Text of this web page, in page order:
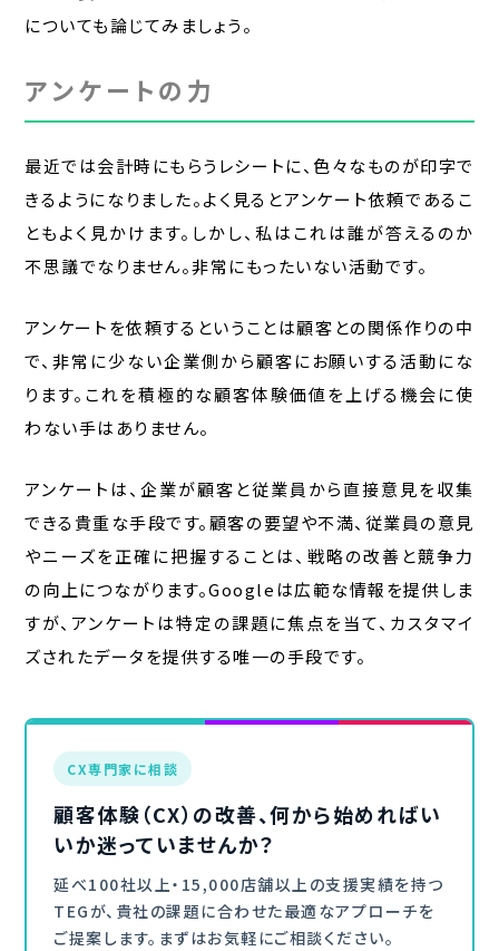
についても論じてみましょう。
アンケートの力
最近では会計時にもらうレシートに、色々なものが印字で
きるようになりました。よく見るとアンケート依頼であるこ
ともよく見かけます。しかし、私はこれは誰が答えるのか
不思議でなりません。非常にもったいない活動です。
アンケートを依頼するということは顧客との関係作りの中
で、非常に少ない企業側から顧客にお願いする活動にな
ります。これを積極的な顧客体験価値を上げる機会に使
わない手はありません。
アンケートは、企業が顧客と従業員から直接意見を収集
できる貴重な手段です。顧客の要望や不満、従業員の意見
やニーズを正確に把握することは、戦略の改善と競争力
の向上につながります。Googleは広範な情報を提供しま
すが、アンケートは特定の課題に焦点を当て、カスタマイ
ズされたデータを提供する唯一の手段です。
CX専門家に相談
顧客体験（CX）の改善、何から始めればい
いか迷っていませんか？
延べ100社以上・15,000店舗以上の支援実績を持つ
TEGが、貴社の課題に合わせた最適なアプローチを
ご提案します。まずはお気軽にご相談ください。